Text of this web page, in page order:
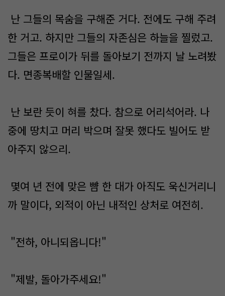
난 그들의 목숨을 구해준 거다. 전에도 구해 주려
한 거고. 하지만 그들의 자존심은 하늘을 찔렀고.
그들은 프로이가 뒤를 돌아보기 전까지 날 노려봤
다. 면종복배할 인물일세.
난 보란 듯이 혀를 찼다. 참으로 어리석어라. 나
중에 땅치고 머리 박으며 잘못 했다도 빌어도 받
아주지 않으리.
몇여 년 전에 맞은 뺨 한 대가 아직도 욱신거리니
까 말이다, 외적이 아닌 내적인 상처로 여전히.
"전하, 아니되옵니다!"
"제발, 돌아가주세요!"